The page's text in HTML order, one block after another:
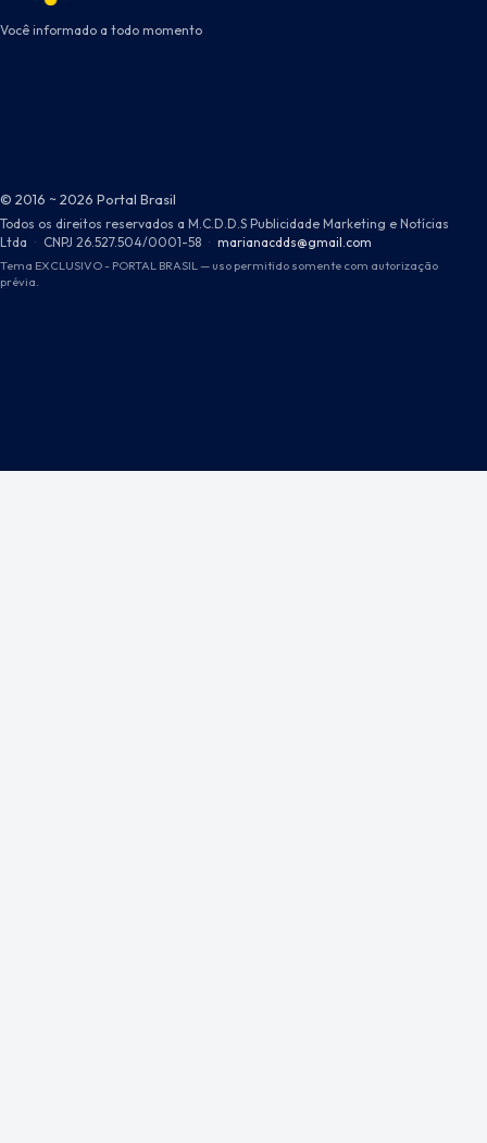
Você informado a todo momento
© 2016 ~ 2026 Portal Brasil
Todos os direitos reservados a M.C.D.D.S Publicidade Marketing e Notícias
Ltda · CNPJ 26.527.504/0001-58 · marianacdds@gmail.com
Tema EXCLUSIVO - PORTAL BRASIL — uso permitido somente com autorização
prévia.